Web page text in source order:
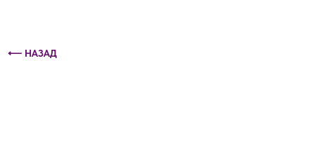
⟵ НАЗАД